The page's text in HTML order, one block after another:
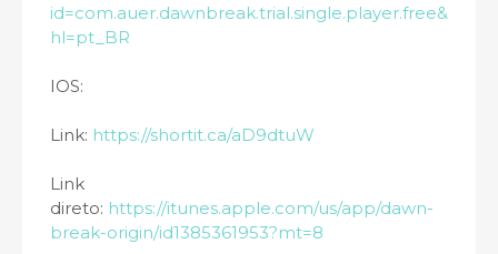
id=com.auer.dawnbreak.trial.single.player.free&
hl=pt_BR
IOS:
Link: https://shortit.ca/aD9dtuW
Link
direto: https://itunes.apple.com/us/app/dawn-
break-origin/id1385361953?mt=8